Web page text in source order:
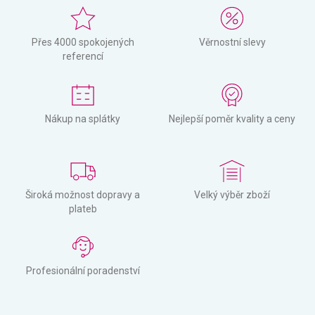
Přes 4000 spokojených
referencí
Věrnostní slevy
Nákup na splátky Nejlepší poměr kvality a ceny
Široká možnost dopravy a
plateb
Velký výběr zboží
Profesionální poradenství